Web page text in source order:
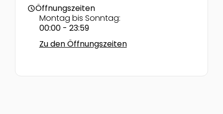
scheduleÖffnungszeiten
Montag bis Sonntag:
00:00 - 23:59
Zu den Öffnungszeiten